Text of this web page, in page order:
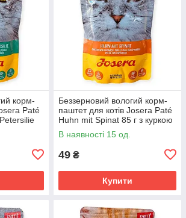
корм-
Paté
Беззерновий вологий корм-
паштет для котів Josera Paté
Huhn mit Spinat 85 г з куркою
зі шпинатом, псиліумом та
лососевою олією
В наявності 15 од.
49 ₴
Купити